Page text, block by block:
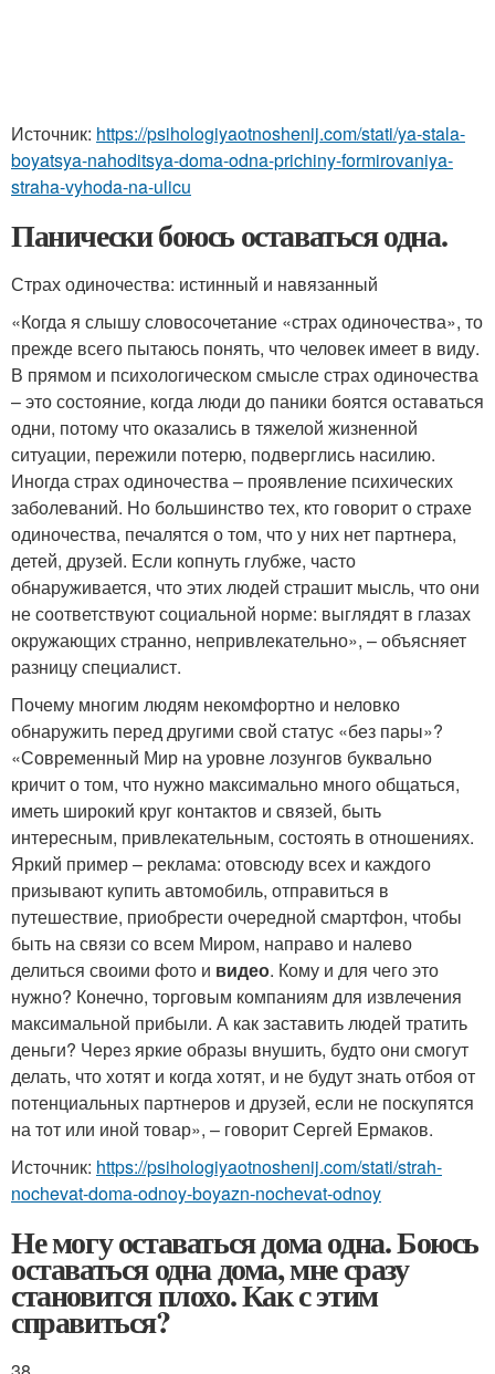
Источник: https://psihologiyaotnoshenij.com/stati/ya-stala-
boyatsya-nahoditsya-doma-odna-prichiny-formirovaniya-
straha-vyhoda-na-ulicu
Панически боюсь оставаться одна.
Страх одиночества: истинный и навязанный
«Когда я слышу словосочетание «страх одиночества», то
прежде всего пытаюсь понять, что человек имеет в виду.
В прямом и психологическом смысле страх одиночества
– это состояние, когда люди до паники боятся оставаться
одни, потому что оказались в тяжелой жизненной
ситуации, пережили потерю, подверглись насилию.
Иногда страх одиночества – проявление психических
заболеваний. Но большинство тех, кто говорит о страхе
одиночества, печалятся о том, что у них нет партнера,
детей, друзей. Если копнуть глубже, часто
обнаруживается, что этих людей страшит мысль, что они
не соответствуют социальной норме: выглядят в глазах
окружающих странно, непривлекательно», – объясняет
разницу специалист.
Почему многим людям некомфортно и неловко
обнаружить перед другими свой статус «без пары»?
«Современный Мир на уровне лозунгов буквально
кричит о том, что нужно максимально много общаться,
иметь широкий круг контактов и связей, быть
интересным, привлекательным, состоять в отношениях.
Яркий пример – реклама: отовсюду всех и каждого
призывают купить автомобиль, отправиться в
путешествие, приобрести очередной смартфон, чтобы
быть на связи со всем Миром, направо и налево
делиться своими фото и видео. Кому и для чего это
нужно? Конечно, торговым компаниям для извлечения
максимальной прибыли. А как заставить людей тратить
деньги? Через яркие образы внушить, будто они смогут
делать, что хотят и когда хотят, и не будут знать отбоя от
потенциальных партнеров и друзей, если не поскупятся
на тот или иной товар», – говорит Сергей Ермаков.
Источник: https://psihologiyaotnoshenij.com/stati/strah-
nochevat-doma-odnoy-boyazn-nochevat-odnoy
Не могу оставаться дома одна. Боюсь
оставаться одна дома, мне сразу
становится плохо. Как с этим
справиться?